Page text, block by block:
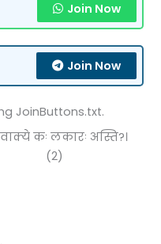
Join Now
Join Now
JoinButtons.txt.
कः लकारः अस्ति?।